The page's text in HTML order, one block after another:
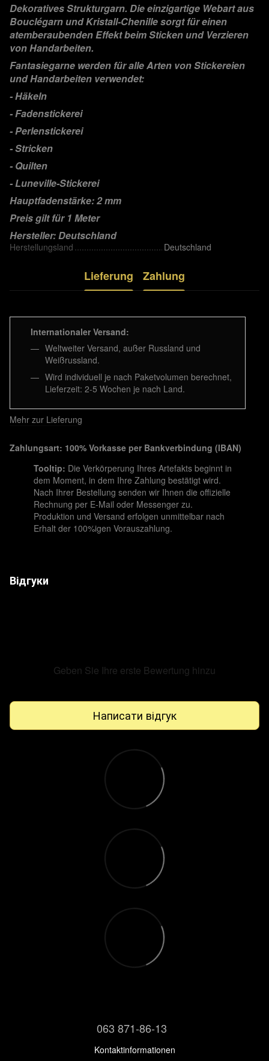
Dekoratives Strukturgarn. Die einzigartige Webart aus
Bouclégarn und Kristall-Chenille sorgt für einen
atemberaubenden Effekt beim Sticken und Verzieren
von Handarbeiten.
Fantasiegarne werden für alle Arten von Stickereien
und Handarbeiten verwendet:
- Häkeln
- Fadenstickerei
- Perlenstickerei
- Stricken
- Quilten
- Luneville-Stickerei
Hauptfadenstärke: 2 mm
Preis gilt für 1 Meter
Hersteller: Deutschland
Herstellungsland Deutschland
Lieferung Zahlung
Internationaler Versand:
Weltweiter Versand, außer Russland und
Weißrussland.
Wird individuell je nach Paketvolumen berechnet,
Lieferzeit: 2-5 Wochen je nach Land.
Mehr zur Lieferung
Zahlungsart: 100% Vorkasse per Bankverbindung (IBAN)
Tooltip: Die Verkörperung Ihres Artefakts beginnt in
dem Moment, in dem Ihre Zahlung bestätigt wird.
Nach Ihrer Bestellung senden wir Ihnen die offizielle
Rechnung per E-Mail oder Messenger zu.
Produktion und Versand erfolgen unmittelbar nach
Erhalt der 100%igen Vorauszahlung.
Відгуки
Geben Sie Ihre erste Bewertung hinzu
Написати відгук
063 871-86-13
Kontaktinformationen